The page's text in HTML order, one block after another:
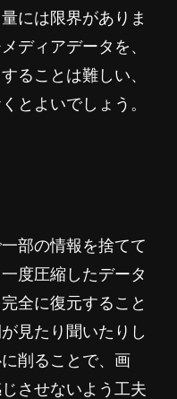
には限界がありま
ディアデータを、
ることは難しい、
とよいでしょう。
部の情報を捨てて
度圧縮したデータ
全に復元すること
見たり聞いたりし
削ることで、画
させないよう工夫